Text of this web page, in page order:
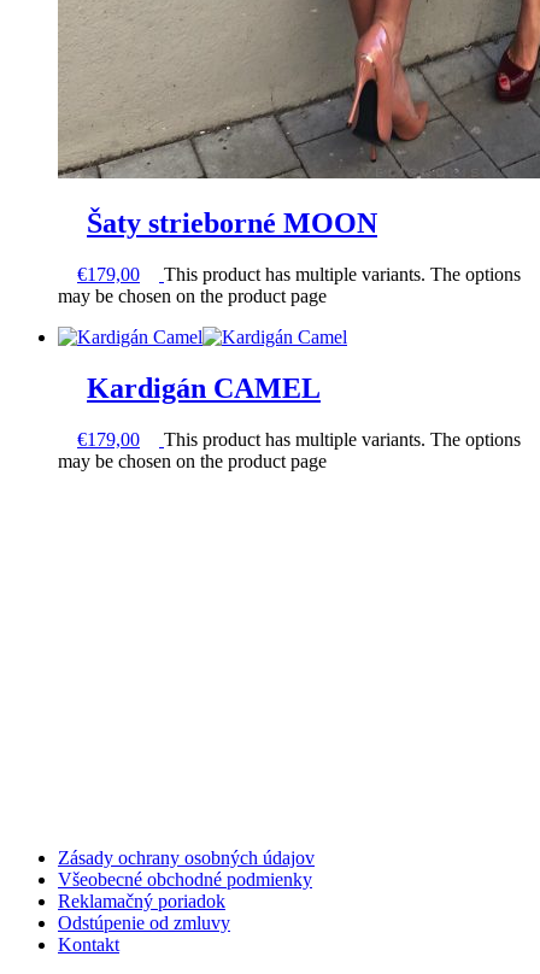
Šaty strieborné MOON
€179,00
This product has multiple variants. The options
may be chosen on the product page
Kardigán CAMEL
€179,00
This product has multiple variants. The options
may be chosen on the product page
Zásady ochrany osobných údajov
Všeobecné obchodné podmienky
Reklamačný poriadok
Odstúpenie od zmluvy
Kontakt